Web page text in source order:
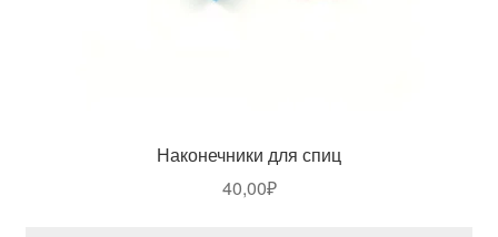
Наконечники для спиц
40,00₽